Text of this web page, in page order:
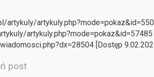
artykuly/
artykuly.php?mode=pokaz&id=57485
[Dostęp
post